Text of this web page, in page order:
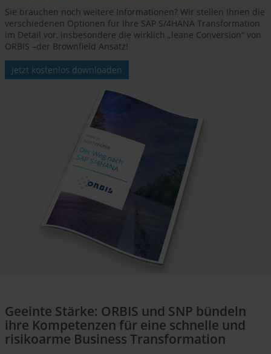
Sie brauchen noch weitere Informationen? Wir stellen Ihnen die
verschiedenen Optionen für Ihre SAP S/4HANA Transformation
im Detail vor, insbesondere die wirklich „leane Conversion“ von
ORBIS –der Brownfield Ansatz!
Jetzt kostenlos downloaden
Geeinte Stärke: ORBIS und SNP bündeln
ihre Kompetenzen für eine schnelle und
risikoarme Business Transformation